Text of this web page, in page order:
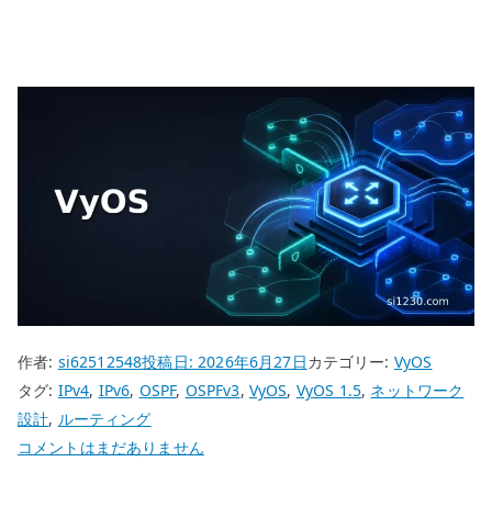
作者: si62512548投稿日:2026年6月27日カテゴリー: VyOS
タグ: IPv4, IPv6, OSPF, OSPFv3, VyOS, VyOS 1.5, ネットワーク
設計, ルーティング
VyOS
コメントはまだありません